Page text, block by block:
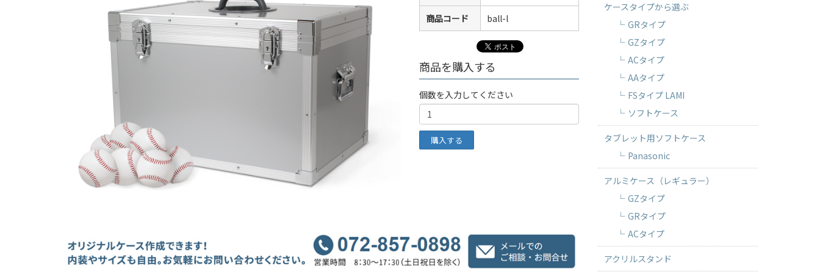
商品コード ball-l
商品を購入する
個数を入力してください
ケースタイプから選ぶ
GRタイプ
GZタイプ
ACタイプ
AAタイプ
FSタイプ LAMI
ソフトケース
タブレット用ソフトケース
Panasonic
アルミケース（レギュラー）
GZタイプ
GRタイプ
ACタイプ
アクリルスタンド